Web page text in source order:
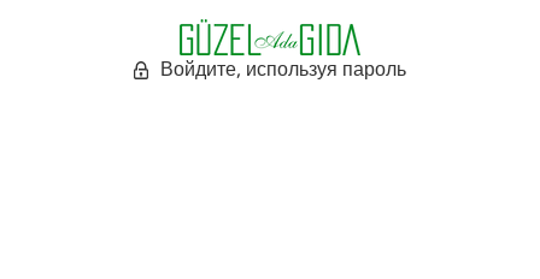
Войдите, используя пароль